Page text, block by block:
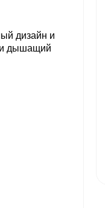
дизайн и
и дышащий